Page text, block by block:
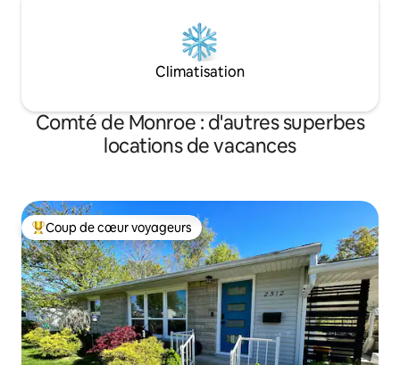
Climatisation
Comté de Monroe : d'autres superbes
locations de vacances
Coups de cœur voyageurs les plus appréciés
Coup de cœur voyageurs